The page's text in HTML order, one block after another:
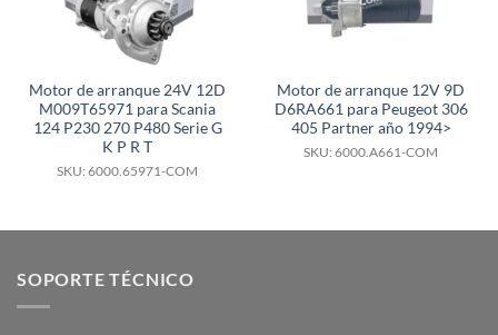
Motor de arranque 24V 12D
M009T65971 para Scania
124 P230 270 P480 Serie G
K P R T
SKU: 6000.65971-COM
Motor de arranque 12V 9D
D6RA661 para Peugeot 306
405 Partner año 1994>
SKU: 6000.A661-COM
SOPORTE TÉCNICO